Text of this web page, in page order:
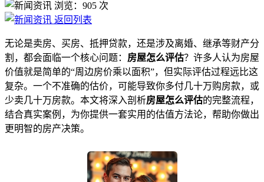
浏览： 905 次
返回列表
无论是卖房、买房、抵押贷款，还是涉及离婚、继承等财产分
割，都会面临一个核心问题： 房屋怎么评估？许多人认为房屋
价值就是简单的“周边房价乘以面积”，但实际评估过程远比这
复杂。一个不准确的估价，可能导致你多付几十万购房款，或
少卖几十万房款。本文将深入剖析房屋怎么评估的完整流程，
结合真实案例，为你提供一套实用的估值方法论，帮助你做出
更明智的房产决策。